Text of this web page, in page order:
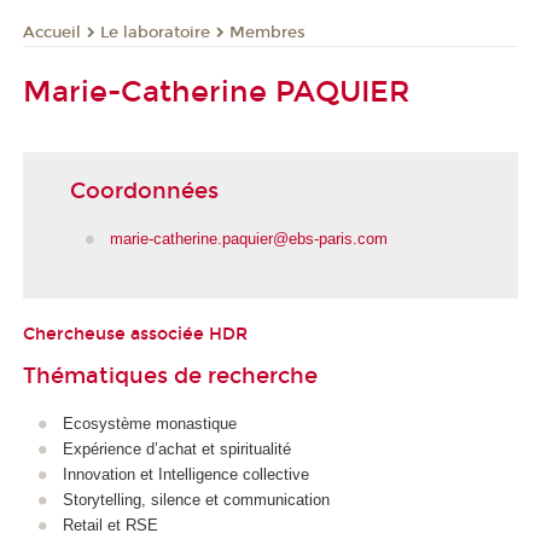
Accueil Le laboratoire Membres
Marie-Catherine PAQUIER
Coordonnées
marie-catherine.paquier@ebs-paris.com
Chercheuse associée HDR
Thématiques de recherche
Ecosystème monastique
Expérience d’achat et spiritualité
Innovation et Intelligence collective
Storytelling, silence et communication
Retail et RSE